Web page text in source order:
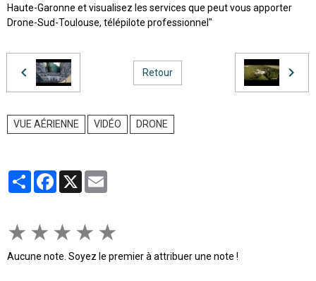
Haute-Garonne et visualisez les services que peut vous apporter
Drone-Sud-Toulouse, télépilote professionnel"
Retour
VUE AÉRIENNE VIDÉO DRONE
PartagerFacebook
X
★ ★ ★ ★ ★
Aucune note. Soyez le premier à attribuer une note !